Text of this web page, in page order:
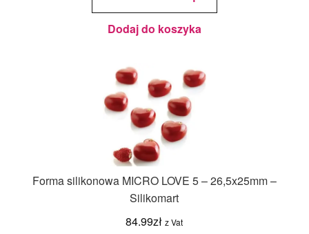
czekoladek
i pralin 3D
Choco
Bezy -
Silikomart
Dodaj do koszyka
Forma silikonowa MICRO LOVE 5 – 26,5x25mm –
Silikomart
84.99zł z Vat